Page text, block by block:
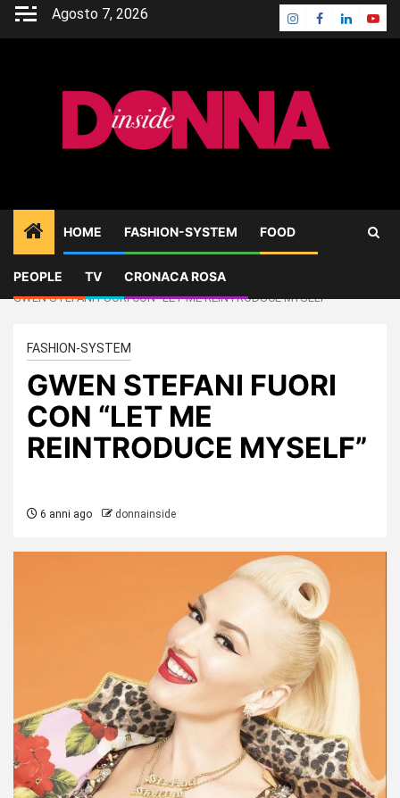
Skip
Agosto 7, 2026 Instagram
Facebook
Linkedin
HOME FASHION-SYSTEM FOOD
PEOPLE TV CRONACA ROSA
Home
FASHION-SYSTEM
GWEN STEFANI FUORI CON “LET ME REINTRODUCE MYSELF”
FASHION-SYSTEM
GWEN STEFANI FUORI
CON “LET ME
REINTRODUCE MYSELF”
6 anni ago donnainside